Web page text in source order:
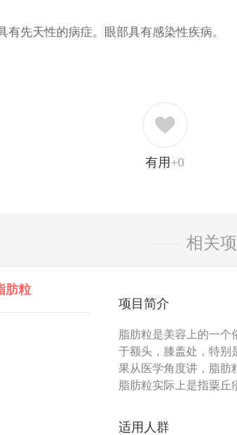
有先天性的病症。眼部具有感染性疾病。
有用 +0
相关
肪粒
项目简介
脂肪粒是美容上的一
于额头，膝盖处，特别
果从医学角度讲，脂肪
脂肪粒实际上是指粟丘
适用人群